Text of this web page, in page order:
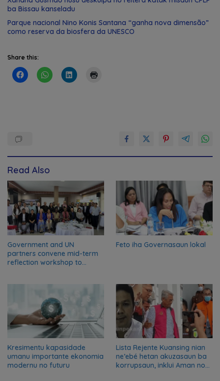
ba Bissau kanseladu
Parque nacional Nino Konis Santana “ganha nova dimensão”
como reserva da biosfera da UNESCO
Share this:
Read Also
Government and UN
partners convene mid-term
reflection workshop to
Feto iha Governasaun lokal
Kresimentu kapasidade
umanu importante ekonomia
modernu no futuru
Lista Rejente Kuansing nian
ne’ebé hetan akuzasaun ba
korrupsaun, inklui Aman no